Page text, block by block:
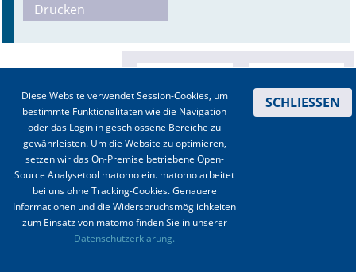
Mediadaten
Autoren-Service
Stellenmarkt
Kongresskalender
Drucken
Impressum Datenschutz
Diese Website verwendet Session-Cookies, um
bestimmte Funktionalitäten wie die Navigation
oder das Login in geschlossene Bereiche zu
gewährleisten. Um die Website zu optimieren,
setzen wir das On-Premise betriebene Open-
Source Analysetool matomo ein. matomo arbeitet
bei uns ohne Tracking-Cookies. Genauere
Informationen und die Widerspruchsmöglichkeiten
zum Einsatz von matomo finden Sie in unserer
Datenschutzerklärung.
SCHLIESSEN